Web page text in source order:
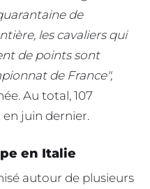
de
les cavaliers qui
de points sont
de France",
Au total, 107
juin dernier.
en Italie
autour de plusieurs